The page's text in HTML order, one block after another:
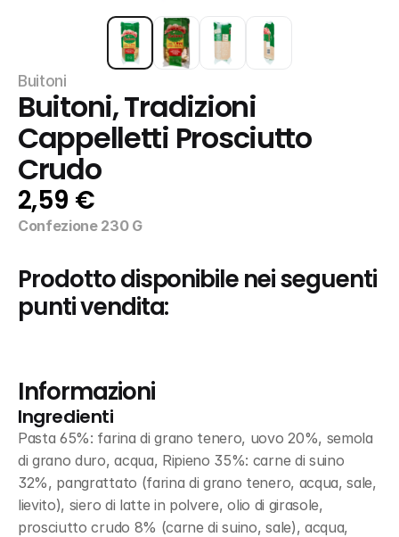
Buitoni
Buitoni, Tradizioni
Cappelletti Prosciutto
Crudo
2,59 €
Confezione 230 G
Prodotto disponibile nei seguenti
punti vendita:
Informazioni
Ingredienti
Pasta 65%: farina di grano tenero, uovo 20%, semola
di grano duro, acqua, Ripieno 35%: carne di suino
32%, pangrattato (farina di grano tenero, acqua, sale,
lievito), siero di latte in polvere, olio di girasole,
prosciutto crudo 8% (carne di suino, sale), acqua,